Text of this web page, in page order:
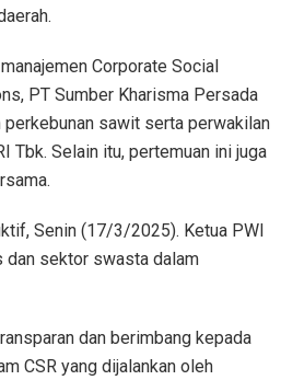
Corporate Social
PT Sumber Kharisma Persada
perkebunan sawit serta perwakilan
Tbk. Selain itu, pertemuan ini juga
Senin (17/3/2025). Ketua PWI
dan sektor swasta dalam
dan berimbang kepada
CSR yang dijalankan oleh